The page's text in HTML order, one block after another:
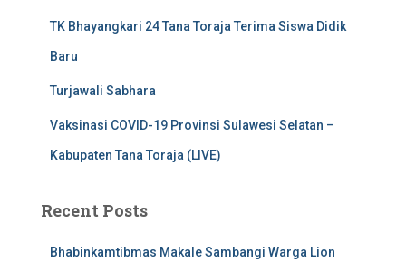
TK Bhayangkari 24 Tana Toraja Terima Siswa Didik
Baru
Turjawali Sabhara
Vaksinasi COVID-19 Provinsi Sulawesi Selatan –
Kabupaten Tana Toraja (LIVE)
Recent Posts
Bhabinkamtibmas Makale Sambangi Warga Lion